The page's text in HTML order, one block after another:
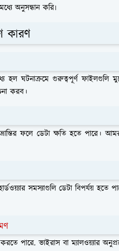
অনুসন্ধান করি৷
কারণ
হল ঘটনাক্রমে গুরুত্বপূর্ণ
করব।
ফলে ডেটা ক্ষতি হতে পারে।
সমস্যাগুলি ডেটা বিপর্যয় হতে
পারে. ভাইরাস বা ম্যালওয়্যার